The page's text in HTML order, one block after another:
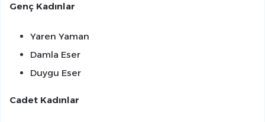
Genç Kadınlar
Yaren Yaman
Damla Eser
Duygu Eser
Cadet Kadınlar